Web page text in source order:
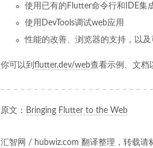
使用已有的Flutter命令行和IDE集
使用DevTools调试web应用
性能的改善、浏览器的支持，以及
你可以到 flutter.dev/web查看示例、文档
原文： Bringing Flutter to the Web
汇智网 / hubwiz.com 翻译整理，转载请